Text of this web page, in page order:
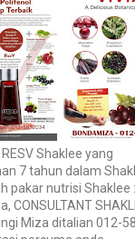
Shaklee yang
7 tahun dalam
pakar nutrisi Shaklee
CONSULTANT
Miza ditalian 012-